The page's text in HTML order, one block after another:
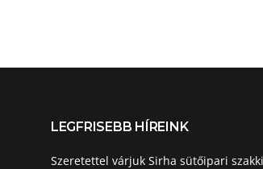
LEGFRISEBB HÍREINK
Szeretettel várjuk Sirha sütőipari